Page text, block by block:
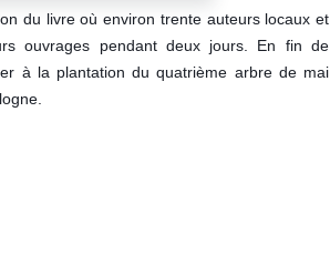
du livre où environ trente auteurs locaux et
ouvrages pendant deux jours. En fin de
à la plantation du quatrième arbre de mai